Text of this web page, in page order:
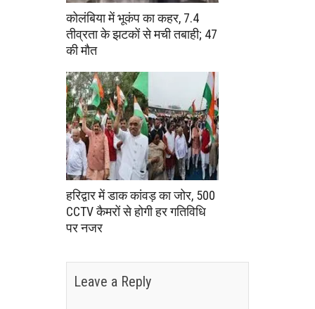
कोलंबिया में भूकंप का कहर, 7.4
तीव्रता के झटकों से मची तबाही; 47
की मौत
हरिद्वार में डाक कांवड़ का जोर, 500
CCTV कैमरों से होगी हर गतिविधि
पर नजर
Leave a Reply